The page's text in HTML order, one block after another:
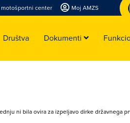
motošportni center Moj AMZS
Društva Dokumenti
ni bila ovira za izpeljavo dirke državnega